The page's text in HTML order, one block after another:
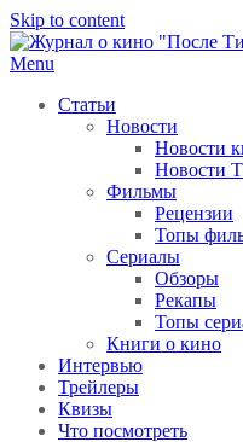
Skip to content
Menu
Статьи
Новости
Новости
Новости
Фильмы
Рецензии
Топы
Сериалы
Обзоры
Рекапы
Топы
Книги о кино
Интервью
Трейлеры
Квизы
Что посмотреть